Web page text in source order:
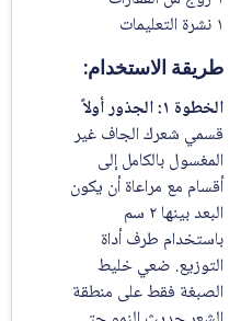
١ نشرة التعليمات
طريقة الاستخدام:
الخطوة ١: الجذور أولاً
قسمي شعرك الجاف غير
المغسول بالكامل إلى
أقسام مع مراعاة أن يكون
البعد بينها ٢ سم
باستخدام طرف أداة
التوزيع. ضعي خليط
الصبغة فقط على منطقة